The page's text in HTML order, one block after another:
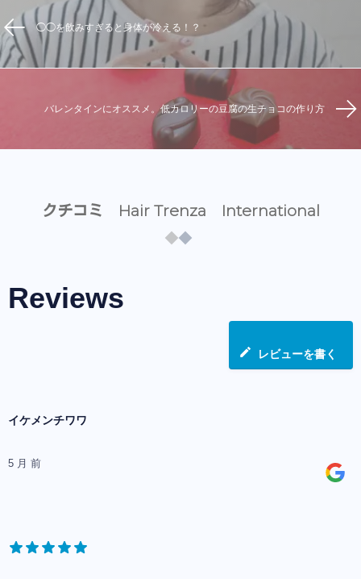
◯◯を飲みすぎると身体が冷える！？
バレンタインにオススメ。低カロリーの豆腐の生チョコの作り方
クチコミ Hair Trenza International
Reviews
レビューを書く
イケメンチワワ
5 月 前